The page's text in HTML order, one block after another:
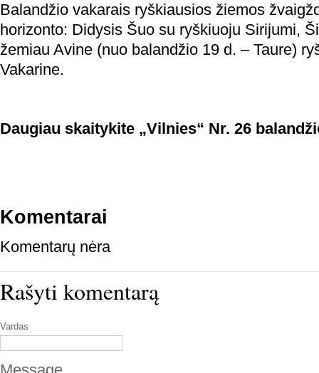
Balandžio vakarais ryškiausios žiemos
horizonto: Didysis Šuo su ryškiuoju Sirijumi,
žemiau Avine (nuo balandžio 19 d. – Taure)
Vakarine.
Daugiau skaitykite „Vilnies“ Nr. 26
Komentarai
Komentarų nėra
Rašyti komentarą
Vardas